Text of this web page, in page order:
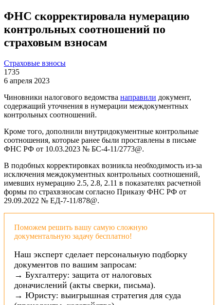
ФНС скорректировала нумерацию
контрольных соотношений по
страховым взносам
Страховые взносы
1735
6 апреля 2023
Чиновники налогового ведомства направили документ,
содержащий уточнения в нумерации междокументных
контрольных соотношений.
Кроме того, дополнили внутридокументные контрольные
соотношения, которые ранее были проставлены в письме
ФНС РФ от 10.03.2023 № БС-4-11/2773@.
В подобных корректировках возникла необходимость из-за
исключения междокументных контрольных соотношений,
имевших нумерацию 2.5, 2.8, 2.11 в показателях расчетной
формы по страхвзносам согласно Приказу ФНС РФ от
29.09.2022 № ЕД-7-11/878@.
Поможем решить вашу самую сложную
документальную задачу бесплатно!
Наш эксперт сделает персональную подборку
документов по вашим запросам:
→ Бухгалтеру: защита от налоговых
доначислений (акты сверки, письма).
→ Юристу: выигрышная стратегия для суда